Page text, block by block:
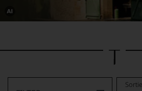
Dieses
von